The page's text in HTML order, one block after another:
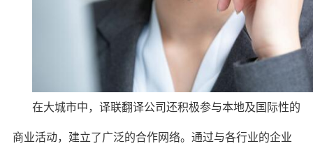
在大城市中，译联翻译公司还积极参与本地及国际性的
商业活动，建立了广泛的合作网络。通过与各行业的企业